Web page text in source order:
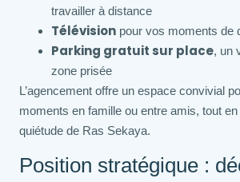
travailler à distance
Télévision pour vos moments de
Parking gratuit sur place, un
zone prisée
L’agencement offre un espace convivial
moments en famille ou entre amis, tout
quiétude de Ras Sekaya.
Position stratégique :